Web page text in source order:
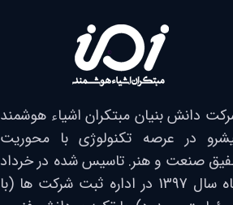
دانش بنیان مبتکران اشیاء هوشمند
در عرصه تکنولوژی با محوریت
صنعت و هنر. تاسیس شده در خرداد
ماه سال 1397 در اداره ثبت شرکت ها (با